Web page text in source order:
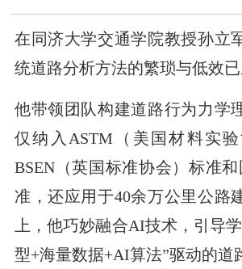
在同济大学交通学院教授孙立
统道路分析方法的繁琐与低效已
他带领团队构建道路行为力学
仅纳入ASTM（美国材料实验
BSEN（英国标准协会）标准
准，还应用于40余万公里公路
上，他巧妙融合AI技术，引导
型+海量数据+AI算法”驱动的道